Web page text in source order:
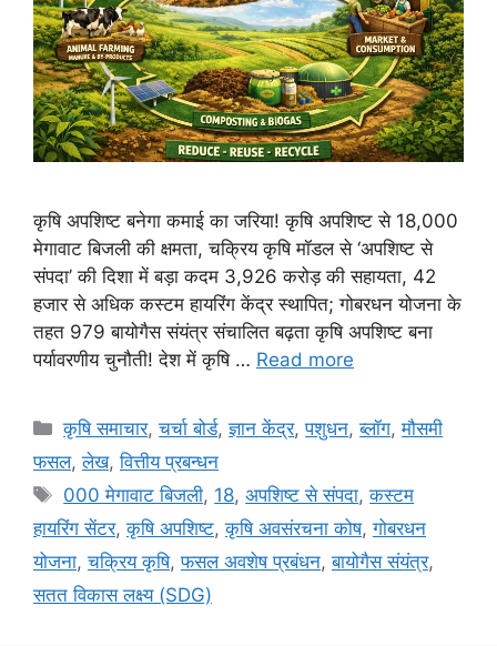
कृषि अपशिष्ट बनेगा कमाई का जरिया! कृषि अपशिष्ट से 18,000
मेगावाट बिजली की क्षमता, चक्रिय कृषि मॉडल से ‘अपशिष्ट से
संपदा’ की दिशा में बड़ा कदम 3,926 करोड़ की सहायता, 42
हजार से अधिक कस्टम हायरिंग केंद्र स्थापित; गोबरधन योजना के
तहत 979 बायोगैस संयंत्र संचालित बढ़ता कृषि अपशिष्ट बना
पर्यावरणीय चुनौती! देश में कृषि … Read more
कृषि समाचार,चर्चा बोर्ड,ज्ञान केंद्र,पशुधन,ब्लॉग,मौसमी
फसल,लेख,वित्तीय प्रबन्धन
000 मेगावाट बिजली, 18,अपशिष्ट से संपदा,कस्टम
हायरिंग सेंटर,कृषि अपशिष्ट,कृषि अवसंरचना कोष,गोबरधन
योजना,चक्रिय कृषि,फसल अवशेष प्रबंधन,बायोगैस संयंत्र,
सतत विकास लक्ष्य (SDG)